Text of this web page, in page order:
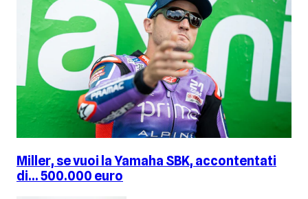
Miller, se vuoi la Yamaha SBK, accontentati
di... 500.000 euro